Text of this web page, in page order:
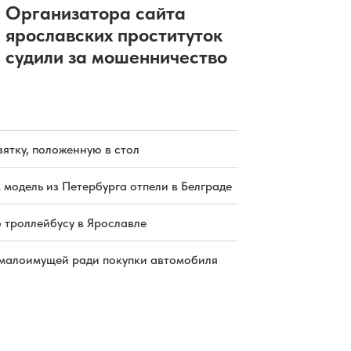
Организатора сайта
ярославских проституток
судили за мошенничество
положенную в стол
из Петербурга отпели в Белграде
троллейбусу в Ярославле
ради покупки автомобиля